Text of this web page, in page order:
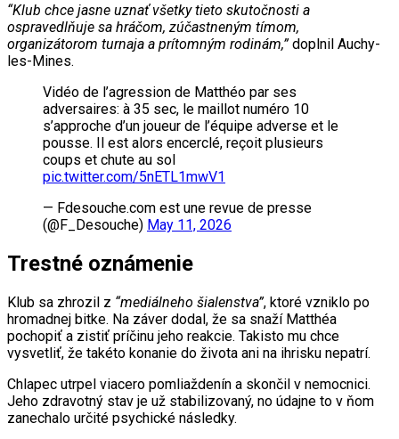
“Klub chce jasne uznať všetky tieto skutočnosti a
ospravedlňuje sa hráčom, zúčastneným tímom,
organizátorom turnaja a prítomným rodinám,”doplnil Auchy-
les-Mines.
Vidéo de l’agression de Matthéo par ses
adversaires: à 35 sec, le maillot numéro 10
s’approche d’un joueur de l’équipe adverse et le
pousse. Il est alors encerclé, reçoit plusieurs
coups et chute au sol
pic.twitter.com/5nETL1mwV1
— Fdesouche.com est une revue de presse
(@F_Desouche) May 11, 2026
Trestné oznámenie
Klub sa zhrozil z “mediálneho šialenstva”, ktoré vzniklo po
hromadnej bitke. Na záver dodal, že sa snaží Matthéa
pochopiť a zistiť príčinu jeho reakcie. Takisto mu chce
vysvetliť, že takéto konanie do života ani na ihrisku nepatrí.
Chlapec utrpel viacero pomliaždenín a skončil v nemocnici.
Jeho zdravotný stav je už stabilizovaný, no údajne to v ňom
zanechalo určité psychické následky.